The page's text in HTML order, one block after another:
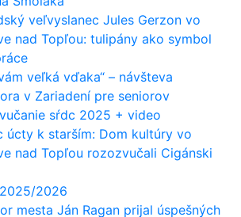
veľvyslanec Jules Gerzon vo
nad Topľou: tulipány ako symbol
veľká vďaka“ – návšteva
v Zariadení pre seniorov
sŕdc 2025 + video
úcty k starším: Dom kultúry vo
nad Topľou rozozvučali Cigánski
2026
mesta Ján Ragan prijal úspešných